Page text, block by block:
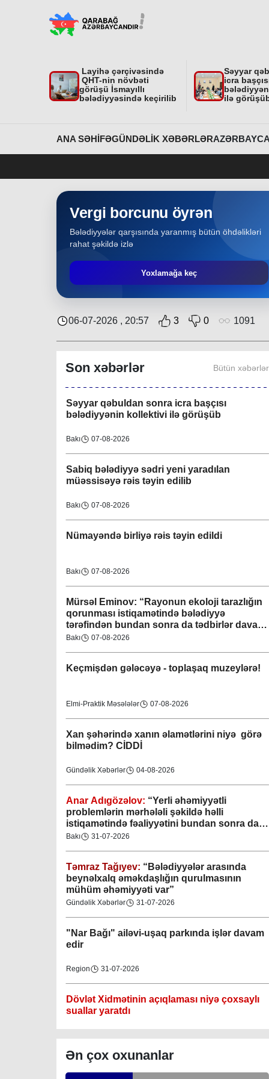
Layihə çərçivəsində
QHT-nin növbəti
görüşü İsmayıllı
bələdiyyəsində keçirilib
Səyyar
icra
ilə
ANA SƏHIFƏGÜNDƏLIK XƏBƏRLƏR
Vergi borcunu öyrən
Bələdiyyələr qarşısında yaranmış bütün öhdəlikləri
rahat şəkildə izlə
Yoxlamağa keç
06-07-2026 , 20:57 3 0 1091
Son xəbərlər Bütün xəbərlər
edir
Dövlət Xidmətinin açıqlaması niyə çoxsaylı
suallar yaratdı
Məhkəmə prosesi ilə bağlı yerində baxış
Region 30-07-2026
: “Rayon ərazisində həyata
keçirilən layihələrə Nəsimi bələdiyyəsi də öz
Region 08-08-2026
Səyyar qəbuldan sonra icra başçısı
bələdiyyənin kollektivi ilə görüşüb
Bakı 07-08-2026
Sabiq bələdiyyə sədri yeni yaradılan
müəssisəyə rəis təyin edilib
Bakı 07-08-2026
Nümayəndə birliyə rəis təyin edildi
Bakı 07-08-2026
Mürsəl Eminov: “Rayonun ekoloji tarazlığın
qorunması istiqamətində bələdiyyə
tərəfindən bundan sonra da tədbirlər davam
etdiriləcəkdir”
Bakı 07-08-2026
Keçmişdən gələcəyə - toplaşaq muzeylərə!
Elmi-Praktik Məsələlər 07-08-2026
Xan şəhərində xanın əlamətlərini niyə görə
bilmədim? CİDDİ
Gündəlik Xəbərlər 04-08-2026
Anar Adıgözəlov: “Yerli əhəmiyyətli
problemlərin mərhələli şəkildə həlli
istiqamətində fəaliyyətini bundan sonra da
davam etdirəcəkdir
Bakı 31-07-2026
Təmraz Tağıyev: “Bələdiyyələr arasında
beynəlxalq əməkdaşlığın qurulmasının
mühüm əhəmiyyəti var”
Gündəlik Xəbərlər 31-07-2026
"Nar Bağı" ailəvi-uşaq parkında işlər davam
edir
Region 31-07-2026
Dövlət Xidmətinin açıqlaması niyə çoxsaylı
suallar yaratdı
Məhkəmə prosesi ilə bağlı yerində baxış
keçirilib
Ən çox oxunanlar
Gəncə şəhəri Nizami bələdiyyəsi
08-04-2023
M.Ə.Rəsuzladə bələdiyyəsi
07-04-2023
Xətai bələdiyyəsi
Mingəçevir bələdiyyəsi
Nəsimi bələdiyyəsi